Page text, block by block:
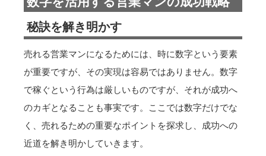
秘訣を解き明かす
売れる営業マンになるためには、時に数字という要素
が重要ですが、その実現は容易ではありません。数字
で稼ぐという行為は厳しいものですが、それが成功へ
のカギとなることも事実です。ここでは数字だけでな
く、売れるための重要なポイントを探求し、成功への
近道を解き明かしていきます。